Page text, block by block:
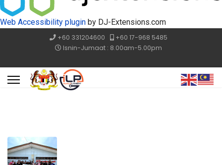
Web Accessibility plugin by DJ-Extensions.com
+60 331204600
+60 17-968 5485
Isnin-Jumaat : 8.00am-5.00pm